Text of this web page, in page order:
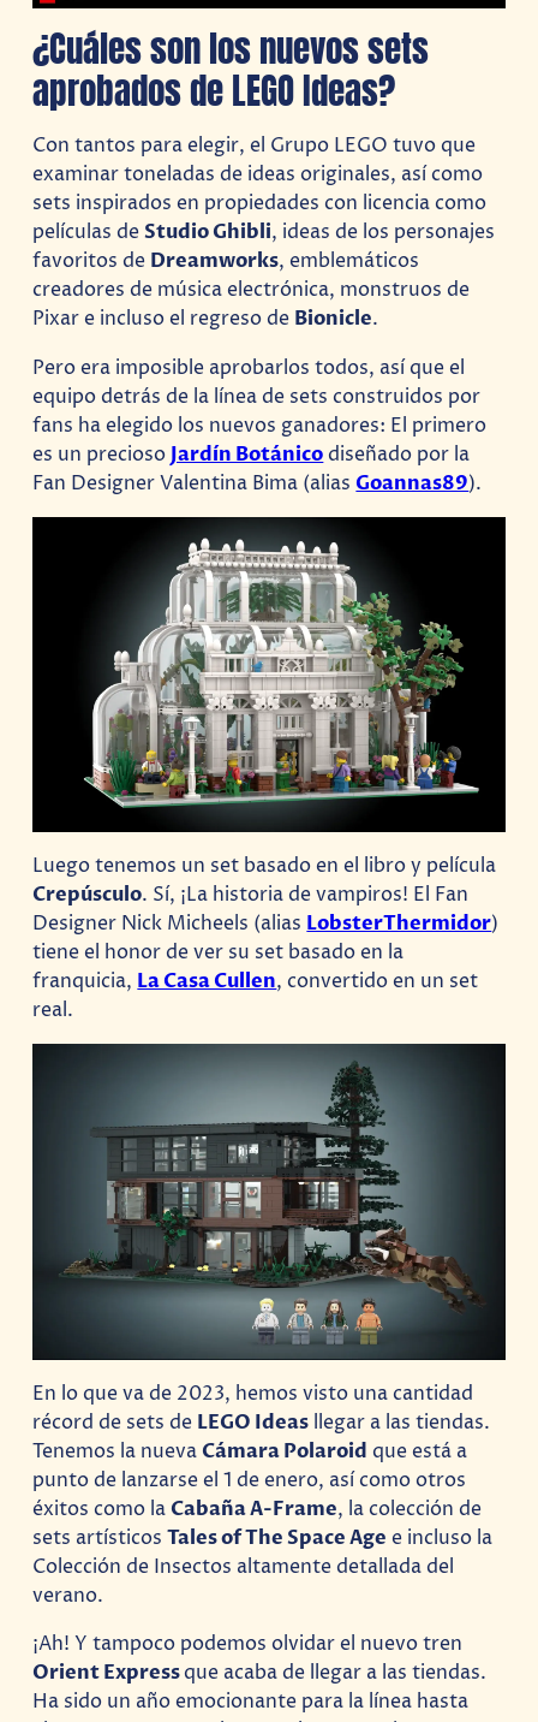
¿Cuáles son los nuevos sets
aprobados de LEGO Ideas?
Con tantos para elegir, el Grupo LEGO tuvo que
examinar toneladas de ideas originales, así como
sets inspirados en propiedades con licencia como
películas deStudio Ghibli, ideas de los personajes
favoritos de Dreamworks, emblemáticos
creadores de música electrónica, monstruos de
Pixar e incluso el regreso de Bionicle.
Pero era imposible aprobarlos todos, así que el
equipo detrás de la línea de sets construidos por
fans ha elegido los nuevos ganadores: El primero
es un precioso Jardín Botánicodiseñado por la
Fan Designer Valentina Bima (aliasGoannas89).
Luego tenemos un set basado en el libro y película
Crepúsculo. Sí, ¡La historia de vampiros! El Fan
Designer Nick Micheels (alias LobsterThermidor)
tiene el honor de ver su set basado en la
franquicia, La Casa Cullen, convertido en un set
real.
En lo que va de 2023, hemos visto una cantidad
récord de sets de LEGO Ideas llegar a las tiendas.
Tenemos la nueva Cámara Polaroid que está a
punto de lanzarse el 1 de enero, así como otros
éxitos como la Cabaña A-Frame, la colección de
sets artísticosTales of The Space Age e incluso la
Colección de Insectos altamente detallada del
verano.
¡Ah! Y tampoco podemos olvidar el nuevo tren
Orient Expressque acaba de llegar a las tiendas.
Ha sido un año emocionante para la línea hasta